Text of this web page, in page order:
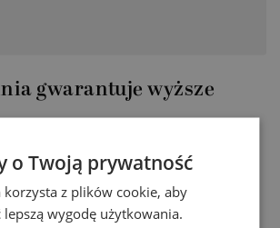
gwarantuje wyższe
raz kolejny opublikowała ranking karier
stanowiskach w organizacjach. Coraz
decydują o sukcesie na rynku
o Twoją prywatność
korzysta z plików cookie, aby
lepszą wygodę użytkowania.